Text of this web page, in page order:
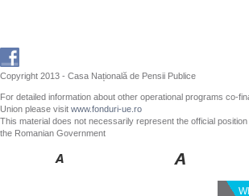
Copyright 2013 - Casa Națională de Pensii Publice
For detailed information about other operational programs co-
Union please visit www.fonduri-ue.ro
This material does not necessarily represent the official
the Romanian Government